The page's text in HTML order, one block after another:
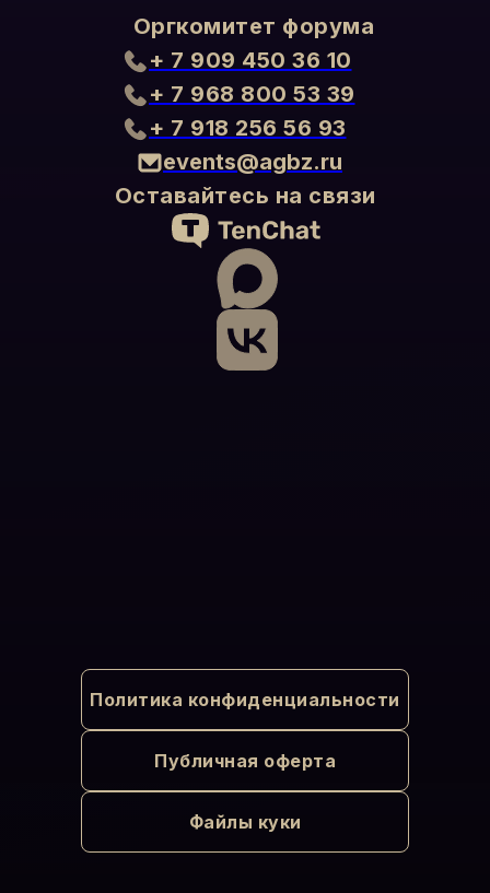
Политика конфиденциальности
Публичная оферта
Файлы куки
Оргкомитет форума
+ 7 909 450 36 10
+ 7 968 800 53 39
+ 7 918 256 56 93
events@agbz.ru
Оставайтесь на связи